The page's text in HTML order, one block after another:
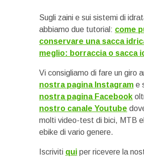
Sugli zaini e sui sistemi di
abbiamo due tutorial: come
conservare una sacca
meglio: borraccia o sacca
Vi consigliamo di fare un giro
nostra pagina Instagram e
nostra pagina Facebook
nostro canale Youtube
molti video-test di bici, MTB
ebike di vario genere.
Iscriviti qui per ricevere la